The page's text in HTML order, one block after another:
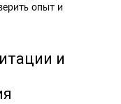
опыт и
и